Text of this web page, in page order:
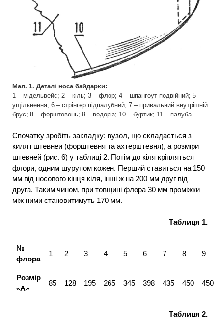
Мал. 1. Деталі носа байдарки:
1 – мідельвейс; 2 – кіль; 3 – флор; 4 – шпангоут подвійний; 5 –
ущільнення; 6 – стрінгер підпалубний; 7 – привальний внутрішній
брус; 8 – форштевень; 9 – водоріз; 10 – буртик; 11 – палуба.
Спочатку зробіть закладку: вузол, що складається з
киля і штевней (форштевня та ахтерштевня), а розміри
штевней (рис. 6) у таблиці 2. Потім до кіля кріпляться
флори, одним шурупом кожен. Перший ставиться на 150
мм від носового кінця кіля, інші ж на 200 мм друг від
друга. Таким чином, при товщині флора 30 мм проміжки
між ними становитимуть 170 мм.
Таблиця 1.
№
флора
1 2 3 4 5 6 7 8 9
Розмір
«А»
85 128 195 265 345 398 435 450 450
Таблиця 2.